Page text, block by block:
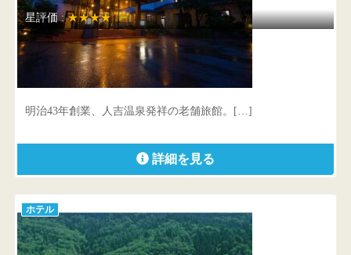
星評価 :★★★★
旅館 翠嵐楼
熊本県 人吉市温泉町2461-1
明治43年創業、人吉温泉発祥の老舗旅館。[…]
詳細を見る
ホテル